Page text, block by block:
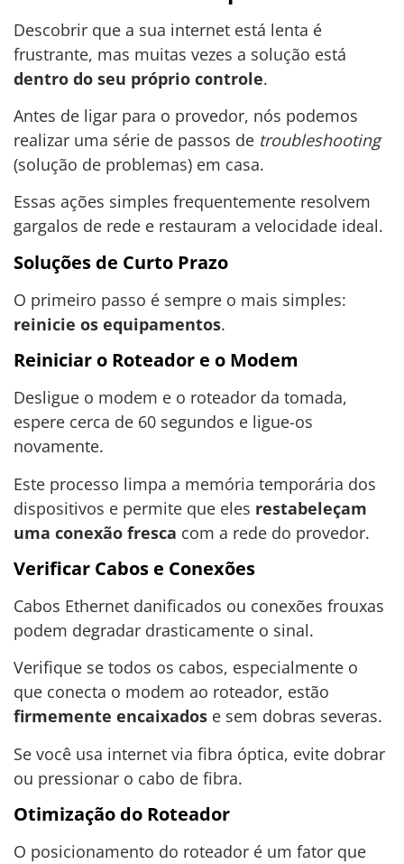
Descobrir que a sua internet está lenta é
frustrante, mas muitas vezes a solução está
dentro do seu próprio controle.
Antes de ligar para o provedor, nós podemos
realizar uma série de passos de troubleshooting
(solução de problemas) em casa.
Essas ações simples frequentemente resolvem
gargalos de rede e restauram a velocidade ideal.
Soluções de Curto Prazo
O primeiro passo é sempre o mais simples:
reinicie os equipamentos.
Reiniciar o Roteador e o Modem
Desligue o modem e o roteador da tomada,
espere cerca de 60 segundos e ligue-os
novamente.
Este processo limpa a memória temporária dos
dispositivos e permite que eles restabeleçam
uma conexão fresca com a rede do provedor.
Verificar Cabos e Conexões
Cabos Ethernet danificados ou conexões frouxas
podem degradar drasticamente o sinal.
Verifique se todos os cabos, especialmente o
que conecta o modem ao roteador, estão
firmemente encaixados e sem dobras severas.
Se você usa internet via fibra óptica, evite dobrar
ou pressionar o cabo de fibra.
Otimização do Roteador
O posicionamento do roteador é um fator que